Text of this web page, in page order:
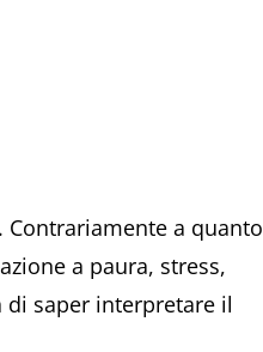
a quanto
a paura, stress,
di saper interpretare il